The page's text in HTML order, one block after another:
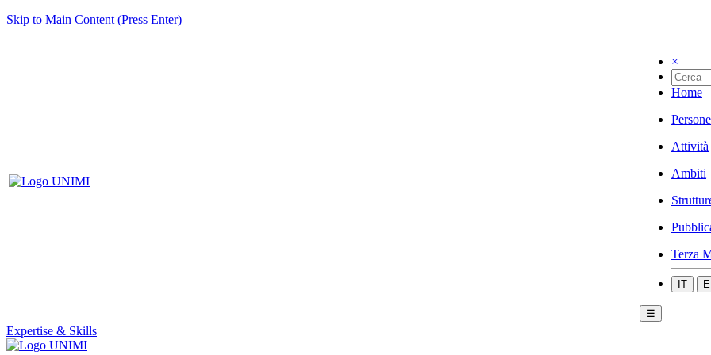
Skip to Main Content (Press Enter)
×
Home
Persone
Attività
Ambiti
Terza
IT
☰
Expertise & Skills